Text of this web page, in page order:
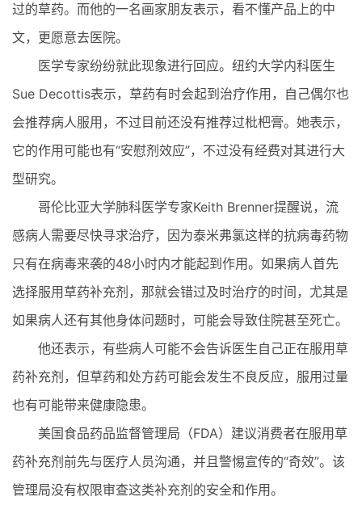
过的草药。而他的一名画家朋友表示，看不懂产品上的中
文，更愿意去医院。
医学专家纷纷就此现象进行回应。纽约大学内科医生
Sue Decottis表示，草药有时会起到治疗作用，自己偶尔也
会推荐病人服用，不过目前还没有推荐过枇杷膏。她表示，
它的作用可能也有“安慰剂效应”，不过没有经费对其进行大
型研究。
哥伦比亚大学肺科医学专家Keith Brenner提醒说，流
感病人需要尽快寻求治疗，因为泰米弗氯这样的抗病毒药物
只有在病毒来袭的48小时内才能起到作用。如果病人首先
选择服用草药补充剂，那就会错过及时治疗的时间，尤其是
如果病人还有其他身体问题时，可能会导致住院甚至死亡。
他还表示，有些病人可能不会告诉医生自己正在服用草
药补充剂，但草药和处方药可能会发生不良反应，服用过量
也有可能带来健康隐患。
美国食品药品监督管理局（FDA）建议消费者在服用草
药补充剂前先与医疗人员沟通，并且警惕宣传的“奇效”。该
管理局没有权限审查这类补充剂的安全和作用。